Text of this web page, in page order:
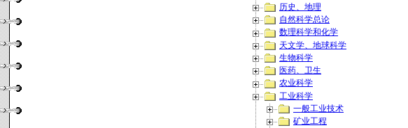
历史、地理
自然科学总论
数理科学和化学
天文学、地球科学
生物科学
医药、卫生
农业科学
工业科学
一般工业技术
矿业工程